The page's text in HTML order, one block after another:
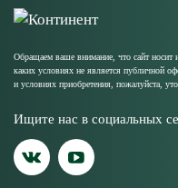
Обращаем ваше внимание, что сайт
каких условиях не является публичной
и условиях приобретения, пожалуйста,
Ищите нас в социальных